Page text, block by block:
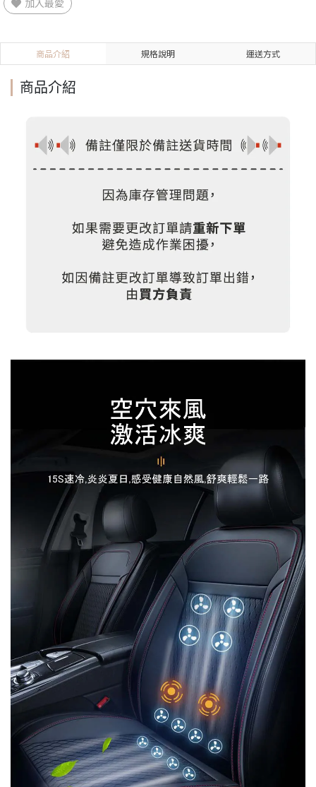
加入最愛
商品介紹 規格說明 運送方式
商品介紹